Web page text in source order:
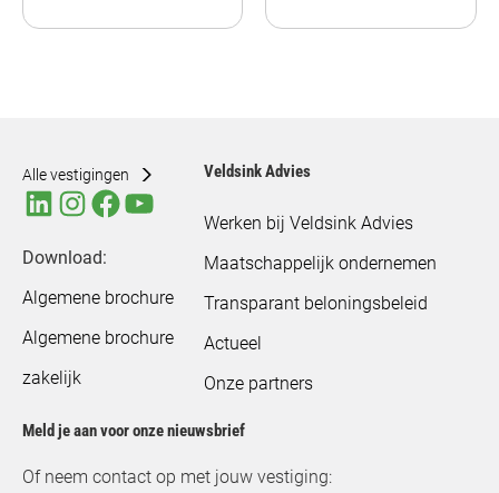
Alle vestigingen
Download:
Algemene brochure
Algemene brochure
zakelijk
Veldsink Advies
Werken bij Veldsink Advies
Maatschappelijk ondernemen
Transparant beloningsbeleid
Actueel
Onze partners
Meld je aan voor onze nieuwsbrief
Of neem contact op met jouw vestiging: